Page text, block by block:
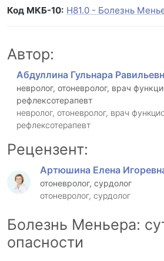
Код МКБ-10: H81.0 - Болезнь
Автор:
Абдуллина Гульнара
невролог, отоневролог, врач
рефлексотерапевт
невролог, отоневролог, врач
рефлексотерапевт
Рецензент:
Артюшина Елена
отоневролог, сурдолог
отоневролог, сурдолог
Болезнь Меньера:
опасности